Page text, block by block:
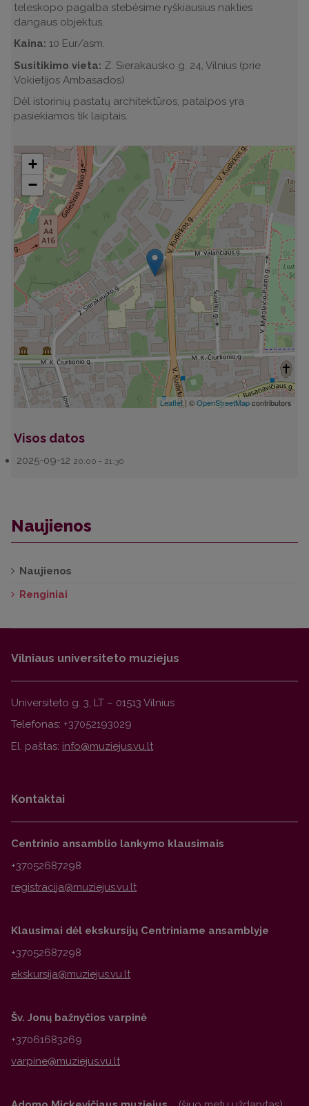
teleskopo pagalba stebėsime ryškiausius nakties
dangaus objektus.
Kaina:10 Eur/asm.
Susitikimo vieta: Z. Sierakausko g. 24, Vilnius (prie
Vokietijos Ambasados)
Dėl istorinių pastatų architektūros, patalpos yra
pasiekiamos tik laiptais.
+
−
Leaflet| ©OpenStreetMapcontributors
Visos datos
2025-09-12 20:00 - 21:30
Naujienos
Naujienos
Renginiai
Vilniaus universiteto muziejus
Universiteto g. 3, LT – 01513 Vilnius
Telefonas: +37052193029
El. paštas:
Kontaktai
Centrinio ansamblio lankymo klausimais
+37052687298
Klausimai dėl ekskursijų Centriniame ansamblyje
+37052687298
Šv. Jonų bažnyčios varpinė
+37061683269